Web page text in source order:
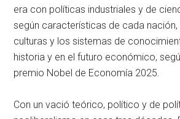
era con políticas industriales y de
según características de cada nación,
culturas y los sistemas de
historia y en el futuro económico,
premio Nobel de Economía 2025.
Con un vació teórico, político y de